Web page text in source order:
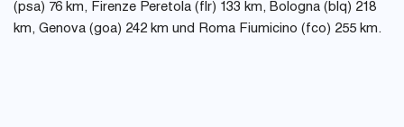
(psa) 76 km, Firenze Peretola (flr) 133 km, Bologna (blq) 218
km, Genova (goa) 242 km und Roma Fiumicino (fco) 255 km.